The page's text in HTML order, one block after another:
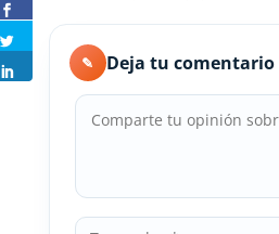
✎ Deja tu comentario